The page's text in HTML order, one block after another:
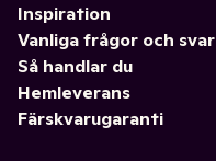
Inspiration
Vanliga frågor och svar
Så handlar du
Hemleverans
Färskvarugaranti